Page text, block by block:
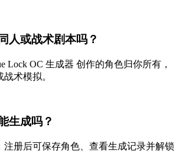
人或战术剧本吗？
Lock OC 生成器 创作的角色归你所有，
术模拟。
生成吗？
注册后可保存角色、查看生成记录并解锁